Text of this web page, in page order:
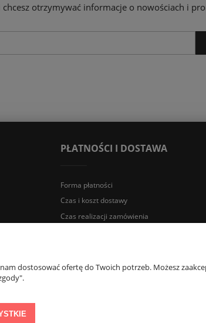
otrzymywać informacje o nowościach i
PŁATNOŚCI I DOSTAWA
Forma płatności
Czas i koszt dostawy
Czas realizacji zamówienia
| Tel.: 600 012 164 lub 600 012 159 | TGS
dostosować ofertę do Twoich potrzeb. Możesz